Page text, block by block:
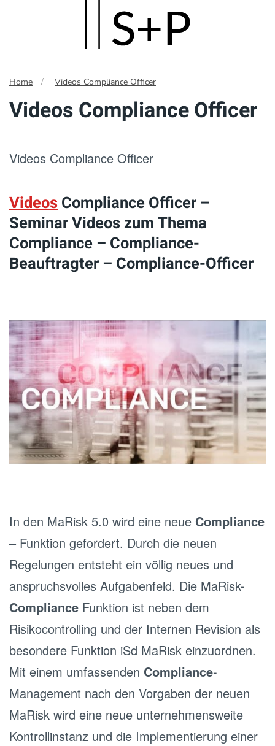
main
content
Home Videos Compliance Officer
Videos Compliance Officer
Videos Compliance Officer
VideosCompliance Officer –
Seminar Videos zum Thema
Compliance – Compliance-
Beauftragter – Compliance-Officer
In den MaRisk 5.0 wird eine neue Compliance
– Funktion gefordert. Durch die neuen
Regelungen entsteht ein völlig neues und
anspruchsvolles Aufgabenfeld. Die MaRisk-
Compliance Funktion ist neben dem
Risikocontrolling und der Internen Revision als
besondere Funktion iSd MaRisk einzuordnen.
Mit einem umfassenden Compliance-
Management nach den Vorgaben der neuen
MaRisk wird eine neue unternehmensweite
Kontrollinstanz und die Implementierung einer